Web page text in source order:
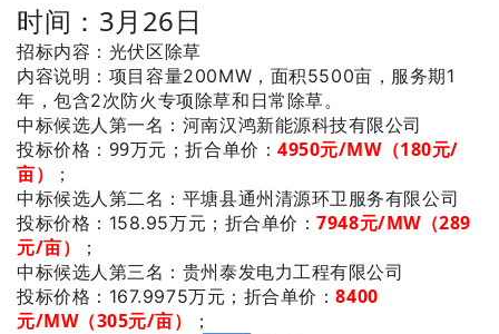
时间：3月26日
招标内容：光伏区除草
内容说明：项目容量200MW，面积5500亩，服务期1
年，包含2次防火专项除草和日常除草。
中标候选人第一名 ：河南汉鸿新能源科技有限公司
投标价格：99万元；折合单价：4950元/MW（180元/
亩）
；
中标候选人第二名 ：平塘县通州清源环卫服务有限公司
投标价格：158.95万元； 折合单价：7948元/MW（289
元/亩）
；
中标候选人第三名 ：贵州泰发电力工程有限公司
投标价格：167.9975万元； 折合单价：8400
元/MW（305元/亩）
；